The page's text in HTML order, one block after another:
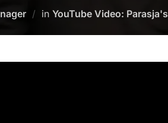
in YouTube Video: Parasja's